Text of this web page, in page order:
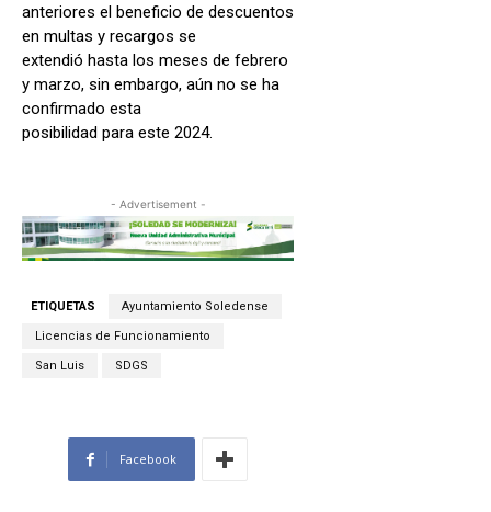
anteriores el beneficio de descuentos
en multas y recargos se
extendió hasta los meses de febrero
y marzo, sin embargo, aún no se ha
confirmado esta
posibilidad para este 2024.
- Advertisement -
ETIQUETAS Ayuntamiento Soledense
Licencias de Funcionamiento
San Luis SDGS
Facebook